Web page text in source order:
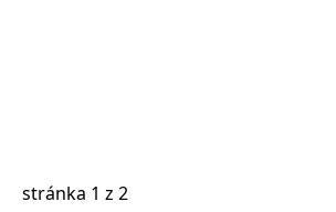
stránka 1 z 2